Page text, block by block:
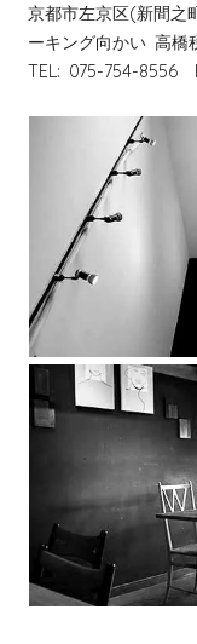
京都市左京区(新間之
ーキング向かい 高橋
TEL: 075-754-8556